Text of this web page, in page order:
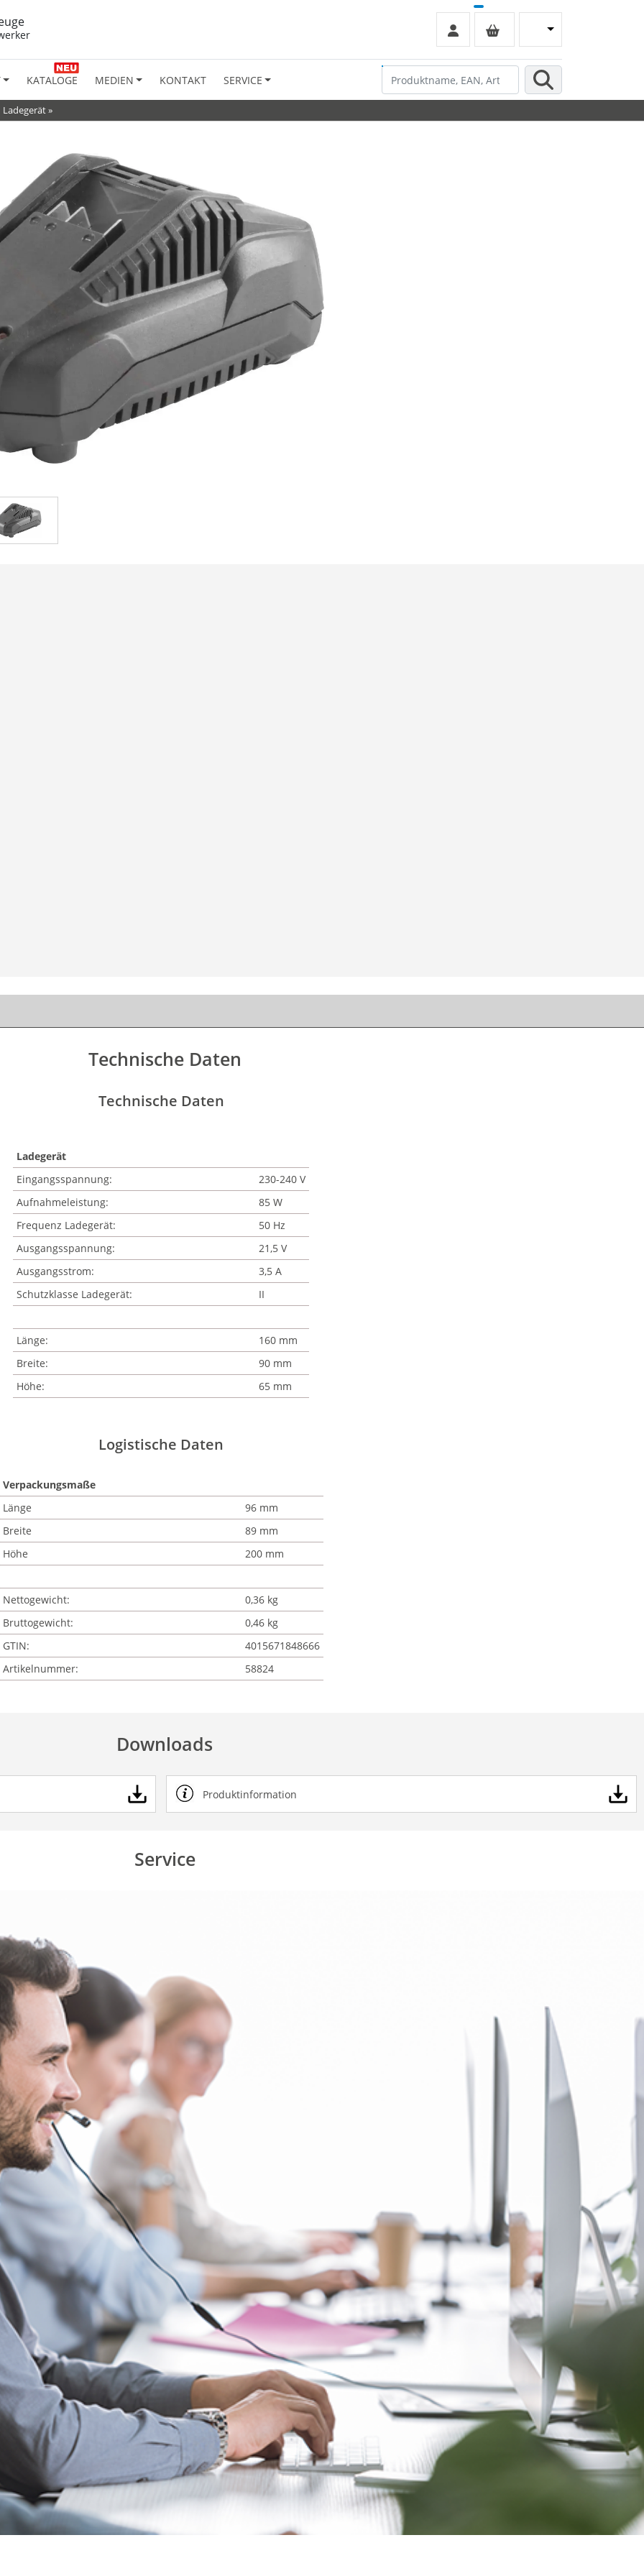
KATALOGE MEDIEN KONTAKT SERVICE
Ladegerät»
Technische Daten
Technische Daten
Ladegerät
Eingangsspannung:
230-240 V
Aufnahmeleistung:
85 W
Frequenz Ladegerät:
50 Hz
Ausgangsspannung:
21,5 V
Ausgangsstrom:
3,5 A
Schutzklasse Ladegerät:
II
Länge:
160 mm
Breite:
90 mm
Höhe:
65 mm
Logistische Daten
Verpackungsmaße
Länge
96 mm
Breite
89 mm
Höhe
200 mm
Nettogewicht:
0,36 kg
Bruttogewicht:
0,46 kg
GTIN:
4015671848666
Artikelnummer:
58824
Downloads
Produktinformation
Service